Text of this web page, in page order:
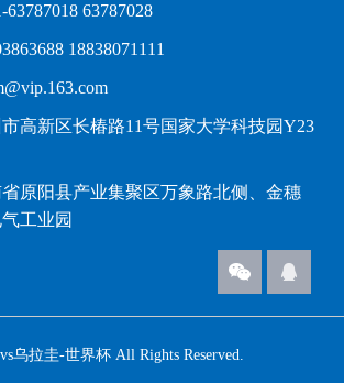
63787028
18838071111
高新区长椿路11号国家大学科技园Y23
原阳县产业集聚区万象路北侧、金穗
工业园
乌拉圭-世界杯 All Rights Reserved.